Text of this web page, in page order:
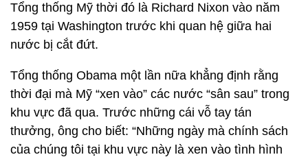
Tổng thống Mỹ thời đó là Richard Nixon vào năm
1959 tại Washington trước khi quan hệ giữa hai
nước bị cắt đứt.
Tổng thống Obama một lần nữa khẳng định rằng
thời đại mà Mỹ “xen vào” các nước “sân sau” trong
khu vực đã qua. Trước những cái vỗ tay tán
thưởng, ông cho biết: “Những ngày mà chính sách
của chúng tôi tại khu vực này là xen vào tình hình